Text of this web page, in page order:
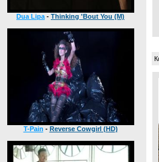
Dua Lipa - Thinking 'Bout You (M)
T-Pain - Reverse Cowgirl (HD)